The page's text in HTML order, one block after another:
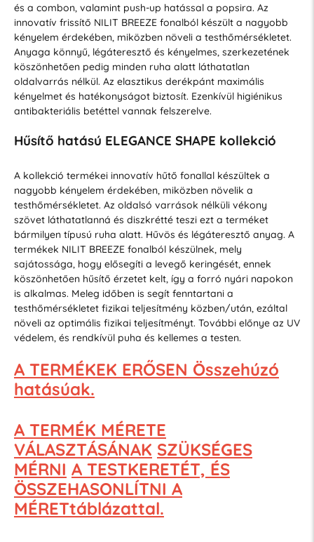
és a combon, valamint push-up hatással a popsira. Az
innovatív frissítő NILIT BREEZE fonalból készült a nagyobb
kényelem érdekében, miközben növeli a testhőmérsékletet.
Anyaga könnyű, légáteresztő és kényelmes, szerkezetének
köszönhetően pedig minden ruha alatt láthatatlan
oldalvarrás nélkül. Az elasztikus derékpánt maximális
kényelmet és hatékonyságot biztosít. Ezenkívül higiénikus
antibakteriális betéttel vannak felszerelve.
Hűsítő hatású ELEGANCE SHAPE kollekció
A kollekció termékei innovatív hűtő fonallal készültek a
nagyobb kényelem érdekében, miközben növelik a
testhőmérsékletet. Az oldalsó varrások nélküli vékony
szövet láthatatlanná és diszkrétté teszi ezt a terméket
bármilyen típusú ruha alatt. Hűvös és légáteresztő anyag. A
termékek NILIT BREEZE fonalból készülnek, mely
sajátossága, hogy elősegíti a levegő keringését, ennek
köszönhetően hűsítő érzetet kelt, így a forró nyári napokon
is alkalmas. Meleg időben is segít fenntartani a
testhőmérsékletet fizikai teljesítmény közben/után, ezáltal
növeli az optimális fizikai teljesítményt. További előnye az UV
védelem, és rendkívül puha és kellemes a testen.
A TERMÉKEK ERŐSEN Összehúzó
hatásúak.
A TERMÉK MÉRETE
VÁLASZTÁSÁNAK SZÜKSÉGES
MÉRNI A TESTKERETÉT, ÉS
ÖSSZEHASONLÍTNI A
MÉRETtáblázattal.